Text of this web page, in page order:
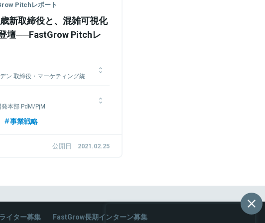
Pitchレポート
新取締役と、混雑可視化
壇──FastGrow Pitchレ
ン 取締役・マーケティング統
ベンチャー企業でのインターンを経
ーナー職として、外資系IT企業の
ビビッドガーデンに入社。マーケ
本部 PdM/PjM
卒。2015年にコクヨ株式会社に入
ードウェア周りのPdM/PjMとして新
事業戦略
公開日 2021.02.25
ライター募集 FastGrow長期インターン募集